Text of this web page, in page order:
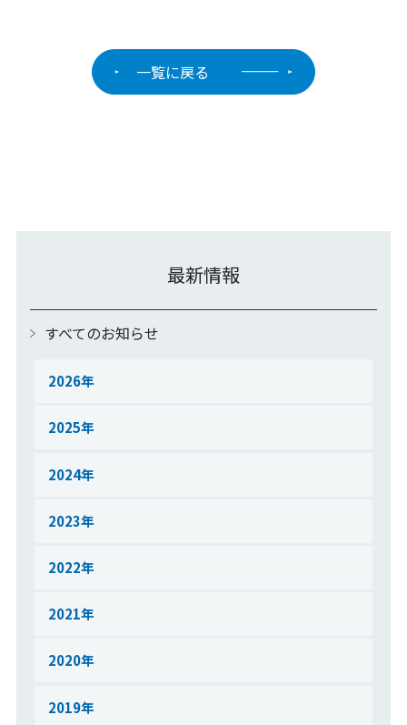
最新情報
すべてのお知らせ
2026
2025
2024
2023
2022
2021
2020
2019
一覧に戻る